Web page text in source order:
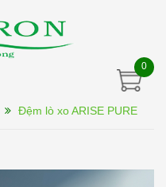
0
Đệm lò xo ARISE PURE